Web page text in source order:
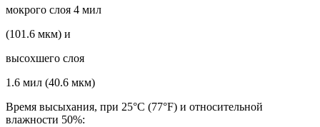
мокрого слоя 4 мил
(101.6 мкм) и
высохшего слоя
1.6 мил (40.6 мкм)
Время высыхания, при 25°С (77°F) и относительной
влажности 50%: